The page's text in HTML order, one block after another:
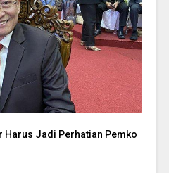
Harus Jadi Perhatian Pemko